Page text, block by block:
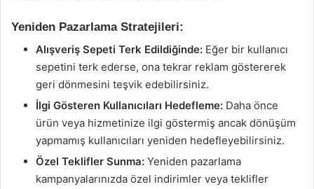
Yeniden Pazarlama Stratejileri:
Alışveriş Sepeti Terk Edildiğinde: Eğer bir kullanıcı
sepetini terk ederse, ona tekrar reklam göstererek
geri dönmesini teşvik edebilirsiniz.
İlgi Gösteren Kullanıcıları Hedefleme: Daha önce
ürün veya hizmetinize ilgi göstermiş ancak dönüşüm
yapmamış kullanıcıları yeniden hedefleyebilirsiniz.
Özel Teklifler Sunma: Yeniden pazarlama
kampanyalarınızda özel indirimler veya teklifler